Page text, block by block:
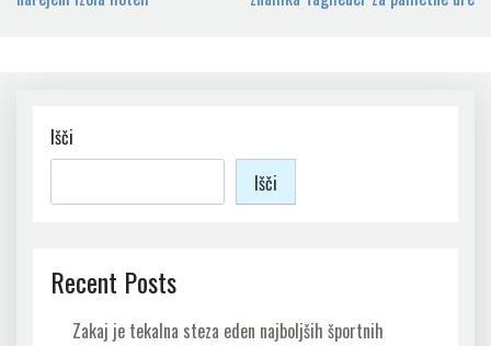
Išči
Išči
Recent Posts
Zakaj je tekalna steza eden najboljših športnih